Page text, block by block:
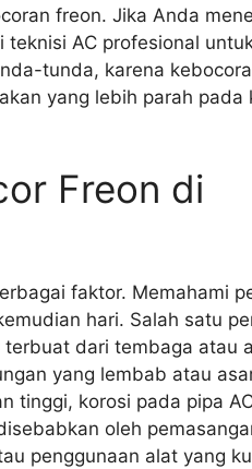
freon. Jika Anda
AC profesional
tunda, karena
yang lebih parah pada
Freon di
faktor. Memahami
hari. Salah satu
dari tembaga atau
yang lembab atau
tinggi, korosi pada pipa
oleh
penggunaan alat yang